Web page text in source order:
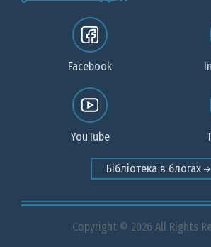
Facebook
YouTube
Бібліотека в блогах
Copyright © 2026 All Rights